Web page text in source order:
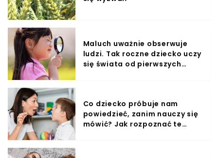
Polskiego Związku Łowieckiego o pomoc i interwencję w
kwestii szkód wyrządzanych przez zające w polskich
sadach. W informacji zawarto tezę, że populacja tych
zwierząt jest liczna, co wpływa na potężne zniszczenia
młodych drzew owocowych. W zaistniałej sytuacji KRIR
zaapelował o kontrolowany odstrzał zajęcy i
wypłacanie rekompensat finansowych sadownikom za
szkody łowieckie. Zapraszamy do obejrzenia naszego
najnowszego materiału wideo: [EMBED-3]Warto dodać,
że według danych GUS i portalu eduscience.pl,
liczebność zająca nie jest wysoka - jej szczyt w Polsce
przypadał na połowę lat 70. XX wieku, kiedy to
odnotowano ponad 3 miliony zwierząt tego gatunku. Od
końca lat 90. XX do 2011 roku populacja zajęcy znacznie
się zmniejszyła, licząc jedynie pół miliona. Od 2015 roku
obserwujemy stopniowy, łagodny wzrost liczebności
zajęcy w Polsce, lecz populacja ta z pewnością nie
przekracza miliona sztuk.
Maluch uważnie obserwuje
ludzi. Tak roczne dziecko uczy
się świata od pierwszych
Co dziecko próbuje nam
powiedzieć, zanim nauczy się
mówić? Jak rozpoznać te